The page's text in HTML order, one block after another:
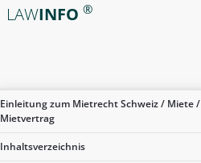
LAWINFO ®
Einleitung zum Mietrecht Schweiz / Miete /
Mietvertrag
Inhaltsverzeichnis